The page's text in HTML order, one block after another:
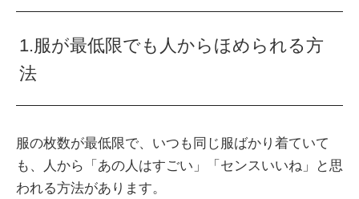
1.服が最低限でも人からほめられる方
法
服の枚数が最低限で、いつも同じ服ばかり着ていて
も、人から「あの人はすごい」「センスいいね」と思
われる方法があります。